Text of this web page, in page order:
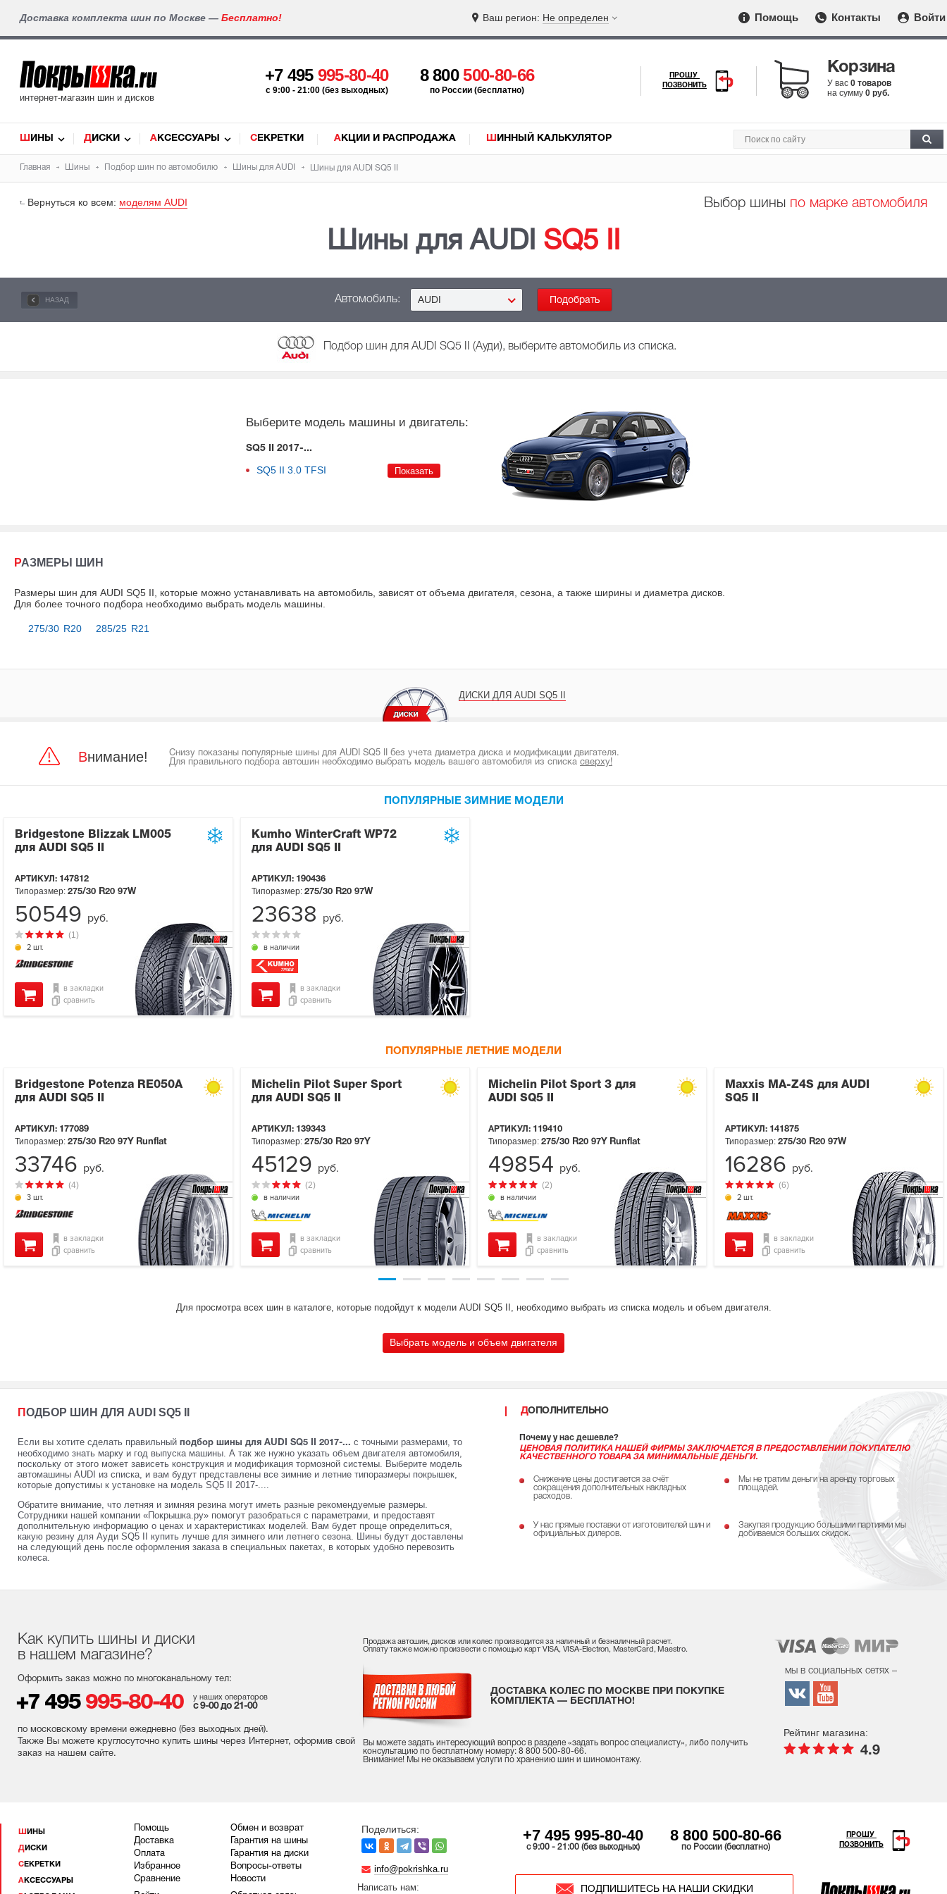
Доставка комплекта шин по Москве — Бесплатно! Ваш регион: Не определен Помощь Контакты Войти
интернет-магазин шин и дисков
+7 495 995-80-40
c 9:00 - 21:00 (без выходных)
8 800500-80-66
по России (бесплатно)
ПРОШУ
ПОЗВОНИТЬ
Корзина
У вас 0 товаров
на сумму 0 руб.
ШИНЫ ДИСКИ АКСЕССУАРЫ СЕКРЕТКИ АКЦИИ И РАСПРОДАЖА ШИННЫЙ КАЛЬКУЛЯТОР
Главная Шины Подбор шин по автомобилю Шины для AUDI Шины для AUDI SQ5 II
Вернуться ко всем: моделям AUDI Выбор шины по марке автомобиля
Шины для AUDI SQ5 II
НАЗАД Автомобиль: AUDI
Подбор шин для AUDI SQ5 II (Ауди), выберите автомобиль из списка.
Выберите модель машины и двигатель:
SQ5 II 2017-...
SQ5 II 3.0 TFSI
РАЗМЕРЫ ШИН
Размеры шин для AUDI SQ5 II, которые можно устанавливать на автомобиль , зависят от объема двигателя, сезона, а также ширины и диаметра дисков.
Для более точного подбора необходимо выбрать модель машины
275/30 R20 285/25 R21
ДИСКИ ДЛЯ AUDI SQ5 II
Внимание!
Снизу показаны популярные шины для AUDI SQ5 II без учета диаметра диска и модификации двигателя.
Для правильного подбора автошин необходимо выбрать модель вашего автомобиля из списка сверху!
ПОПУЛЯРНЫЕ ЗИМНИЕ МОДЕЛИ
Bridgestone Blizzak LM005
для AUDI SQ5 II
АРТИКУЛ: 147812
2 шт.
(1)
Типоразмер: 275/30 R20 97W
в закладки
сравнить
50549 руб.
Kumho WinterCraft WP72
для AUDI SQ5 II
АРТИКУЛ: 190436
в наличии
Типоразмер: 275/30 R20 97W
в закладки
сравнить
23638 руб.
ПОПУЛЯРНЫЕ ЛЕТНИЕ МОДЕЛИ
Bridgestone Potenza RE050A
для AUDI SQ5 II
АРТИКУЛ: 177089
3 шт.
(4)
Типоразмер: 275/30 R20 97Y Runflat
в закладки
сравнить
33746 руб.
Michelin Pilot Super Sport
для AUDI SQ5 II
АРТИКУЛ: 139343
в наличии
(2)
Типоразмер: 275/30 R20 97Y
в закладки
сравнить
45129 руб.
Michelin Pilot Sport 3 для
AUDI SQ5 II
АРТИКУЛ: 119410
в наличии
(2)
Типоразмер: 275/30 R20 97Y Runflat
в закладки
сравнить
49854 руб.
Maxxis MA-Z4S для AUDI
SQ5 II
АРТИКУЛ: 141875
2 шт.
(6)
Типоразмер: 275/30 R20 97W
в закладки
сравнить
16286 руб.
Для просмотра всех шин в каталоге, которые подойдут к модели AUDI SQ5 II, необходимо выбрать из списка модель и объем двигателя.
Выбрать модель и объем двигателя
ПОДБОР ШИН ДЛЯ AUDI SQ5 II
Если вы хотите сделать правильный подбор шины для AUDI SQ5 II 2017-... с точными размерами, то
необходимо знать марку и год выпуска машины. А так же нужно указать объем двигателя автомобиля,
поскольку от этого может зависеть конструкция и модификация тормозной системы. Выберите модель
автомашины AUDI из списка, и вам будут представлены все зимние и летние типоразмеры покрышек,
которые допустимы к установке на модель SQ5 II 2017-....
Обратите внимание, что летняя и зимняя резина могут иметь разные рекомендуемые размеры.
Сотрудники нашей компании «Покрышка.ру» помогут разобраться с параметрами, и предоставят
дополнительную информацию о ценах и характеристиках моделей. Вам будет проще определиться,
какую резину для Ауди SQ5 II купить лучше для зимнего или летнего сезона. Шины будут доставлены
на следующий день после оформления заказа в специальных пакетах, в которых удобно перевозить
колеса.
ДОПОЛНИТЕЛЬНО
Почему у нас дешевле?
ЦЕНОВАЯ ПОЛИТИКА НАШЕЙ ФИРМЫ ЗАКЛЮЧАЕТСЯ В ПРЕДОСТАВЛЕНИИ ПОКУПАТЕЛЮ
КАЧЕСТВЕННОГО ТОВАРА ЗА МИНИМАЛЬНЫЕ ДЕНЬГИ.
Снижение цены достигается за счёт
сокращения дополнительных накладных
расходов.
Мы не тратим деньги на аренду торговых
площадей.
У нас прямые поставки от изготовителей шин и
официальных дилеров.
Закупая продукцию большими партиями мы
добиваемся больших скидок.
Как купить шины и диски
в нашем магазине?
Оформить заказ можно по многоканальному тел:
+7 495 995-80-40 у наших операторов
с 9-00 до 21-00
по московскому времени ежедневно (без выходных дней).
Также Вы можете круглосуточно купить шины через Интернет, оформив свой
заказ на нашем сайте.
Продажа автошин, дисков или колес производится за наличный и безналичный расчет.
Оплату также можно произвести с помощью карт VISA, VISA-Electron, MasterCard, Maestro.
ДОСТАВКА КОЛЕС ПО МОСКВЕ ПРИ ПОКУПКЕ
КОМПЛЕКТА — БЕСПЛАТНО!
Вы можете задать интересующий вопрос в разделе «задать вопрос специалисту», либо получить
консультацию по бесплатному номеру: 8 800 500-80-66.
Внимание! Мы не оказываем услуги по хранению шин и шиномонтажу.
мы в социальных сетях –
Рейтинг магазина:
4.9
ШИНЫ
ДИСКИ
СЕКРЕТКИ
АКСЕССУАРЫ
Помощь
Доставка
Оплата
Избранное
Сравнение
Обмен и возврат
Гарантия на шины
Гарантия на диски
Вопросы-ответы
Новости
Поделиться:
info@pokrishka.ru
Написать нам:
+7 495 995-80-40
c 9:00 - 21:00 (без выходных)
8 800 500-80-66
по России (бесплатно)
ПОДПИШИТЕСЬ НА НАШИ СКИДКИ
ПРОШУ
ПОЗВОНИТЬ